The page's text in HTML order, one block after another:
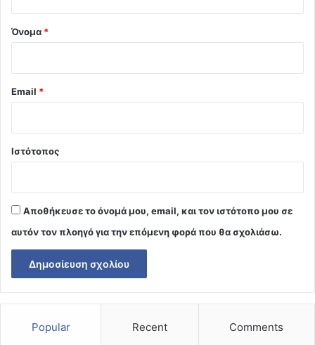
Όνομα *
Email *
Ιστότοπος
Αποθήκευσε το όνομά μου, email, και τον ιστότοπο μου σε
αυτόν τον πλοηγό για την επόμενη φορά που θα σχολιάσω.
Popular Recent Comments